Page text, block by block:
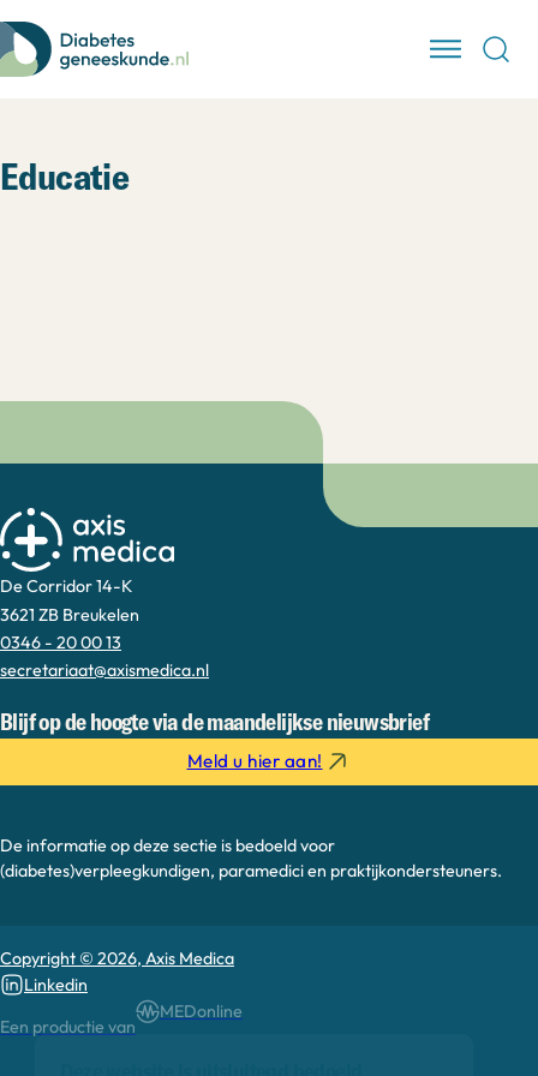
Educatie
De Corridor 14-K
3621 ZB Breukelen
0346 - 20 00 13
secretariaat@axismedica.nl
Blijf op de hoogte via de maandelijkse nieuwsbrief
Meld u hier aan!
De informatie op deze sectie is bedoeld voor
(diabetes)verpleegkundigen, paramedici en praktijkondersteuners.
Copyright © 2026, Axis Medica
Linkedin
Een productie van
MEDonline